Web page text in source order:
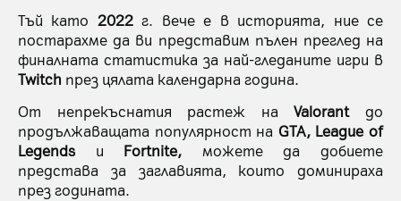
Тъй като 2022г. вече е в историята, ние се
постарахме да ви представим пълен преглед на
финалната статистика за най-гледаните игри в
Twitch през цялата календарна година.
От непрекъснатия растеж наValorantдо
продължаващата популярност на GTA, League of
Legends и Fortnite, можете да добиете
представа за заглавията, които доминираха
през годината.